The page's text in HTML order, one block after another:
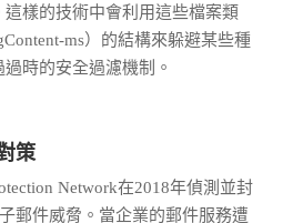
樣的技術中會利用這些檔案類
ms）的結構來躲避某些種
時的安全過濾機制。
策
Network在2018年偵測並封
郵件威脅。當企業的郵件服務遭